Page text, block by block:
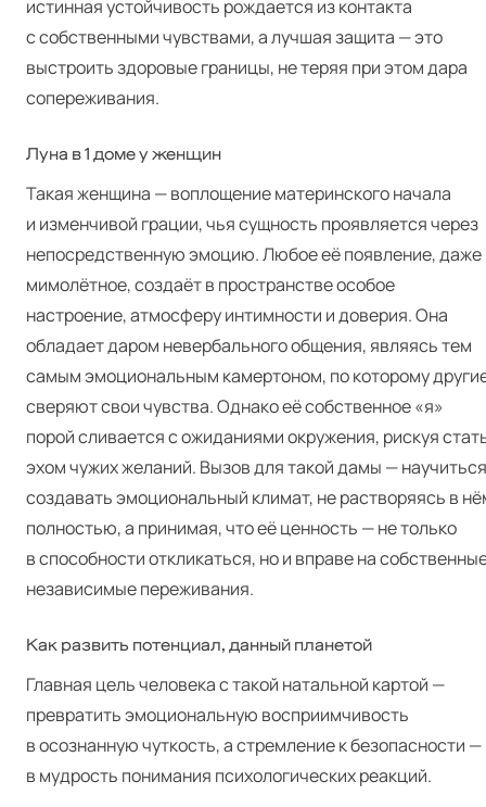
истинная устойчивость рождается из контакта
с собственными чувствами, а лучшая защита — это
выстроить здоровые границы, не теряя при этом дара
сопереживания.
Луна в 1 доме у женщин
Такая женщина — воплощение материнского начала
и изменчивой грации, чья сущность проявляется через
непосредственную эмоцию. Любое её появление, даже
мимолётное, создаёт в пространстве особое
настроение, атмосферу интимности и доверия. Она
обладает даром невербального общения, являясь тем
самым эмоциональным камертоном, по которому
сверяют свои чувства. Однако её собственное «я»
порой сливается с ожиданиями окружения, рискуя
эхом чужих желаний. Вызов для такой дамы — научиться
создавать эмоциональный климат, не растворяясь в
полностью, а принимая, что её ценность — не только
в способности откликаться, но и вправе на
независимые переживания.
Как развить потенциал, данный планетой
Главная цель человека с такой натальной картой —
превратить эмоциональную восприимчивость
в осознанную чуткость, а стремление к безопасности —
в мудрость понимания психологических реакций.